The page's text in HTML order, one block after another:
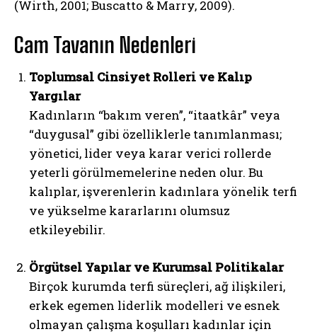
(Wirth, 2001; Buscatto & Marry, 2009).
Cam Tavanın Nedenleri
Toplumsal Cinsiyet Rolleri ve Kalıp
Yargılar
Kadınların “bakım veren”, “itaatkâr” veya
“duygusal” gibi özelliklerle tanımlanması;
yönetici, lider veya karar verici rollerde
yeterli görülmemelerine neden olur. Bu
kalıplar, işverenlerin kadınlara yönelik terfi
ve yükselme kararlarını olumsuz
etkileyebilir.
Örgütsel Yapılar ve Kurumsal Politikalar
Birçok kurumda terfi süreçleri, ağ ilişkileri,
erkek egemen liderlik modelleri ve esnek
olmayan çalışma koşulları kadınlar için